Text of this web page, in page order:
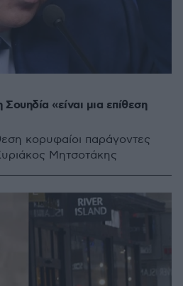
«είναι μια επίθεση
κορυφαίοι παράγοντες
Μητσοτάκης